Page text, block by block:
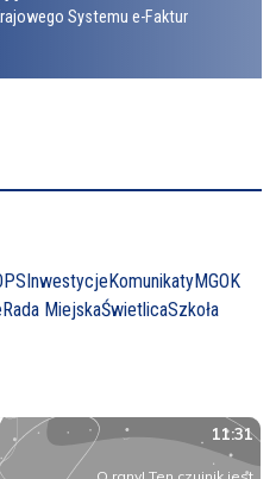
Systemu e-Faktur
InwestycjeKomunikatyMGOK
Rada MiejskaŚwietlicaSzkoła